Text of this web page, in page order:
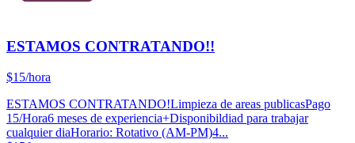
ESTAMOS CONTRATANDO!!
$15/hora
ESTAMOS CONTRATANDO!Limpieza de areas publicasPago
15/Hora6 meses de experiencia+Disponibildiad para trabajar
cualquier diaHorario: Rotativo (AM-PM)4...